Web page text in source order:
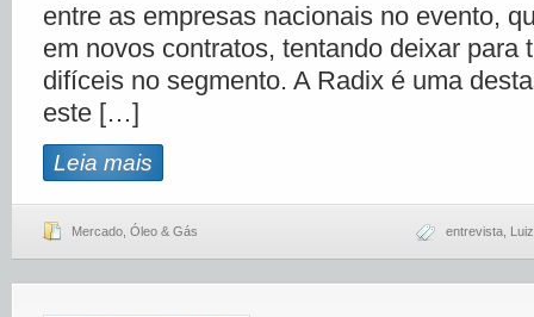
entre as empresas nacionais no evento,
em novos contratos, tentando deixar para
difíceis no segmento. A Radix é uma
este […]
Leia mais
Mercado Óleo & Gás entrevista